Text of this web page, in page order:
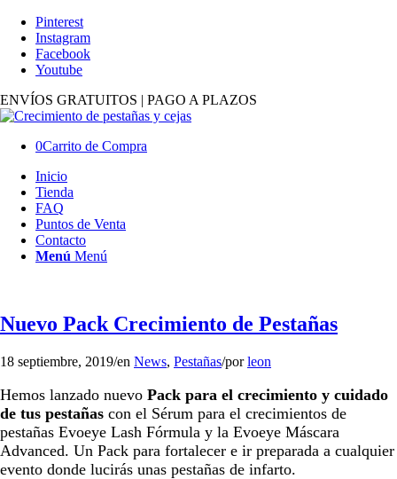
Pinterest
Instagram
Facebook
Youtube
ENVÍOS GRATUITOS | PAGO A PLAZOS
0Carrito de Compra
Inicio
Tienda
FAQ
Puntos de Venta
Contacto
Menú Menú
Nuevo Pack Crecimiento de Pestañas
18 septiembre, 2019/en News, Pestañas/porleon
Hemos lanzado nuevo Pack para el crecimiento y cuidado
de tus pestañas con el Sérum para el crecimientos de
pestañas Evoeye Lash Fórmula y la Evoeye Máscara
Advanced. Un Pack para fortalecer e ir preparada a cualquier
evento donde lucirás unas pestañas de infarto.